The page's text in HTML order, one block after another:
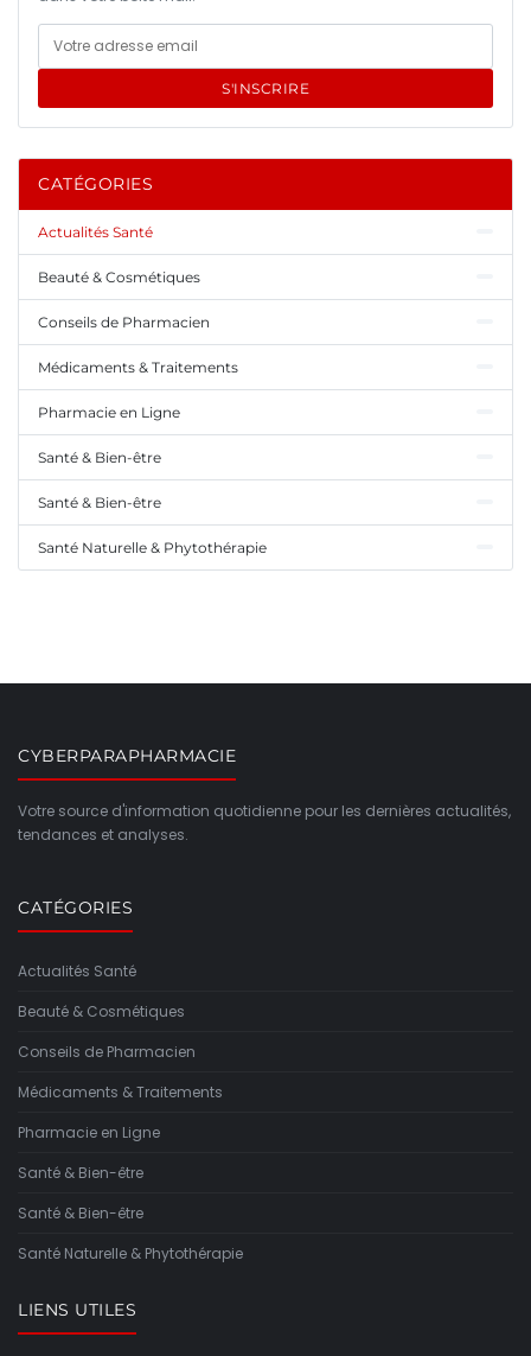
S'INSCRIRE
CATÉGORIES
Actualités Santé
Beauté & Cosmétiques
Conseils de Pharmacien
Médicaments & Traitements
Pharmacie en Ligne
Santé & Bien-être
Santé & Bien-être
Santé Naturelle & Phytothérapie
CYBERPARAPHARMACIE
Votre source d'information quotidienne pour les dernières actualités,
tendances et analyses.
CATÉGORIES
Actualités Santé
Beauté & Cosmétiques
Conseils de Pharmacien
Médicaments & Traitements
Pharmacie en Ligne
Santé & Bien-être
Santé & Bien-être
Santé Naturelle & Phytothérapie
LIENS UTILES